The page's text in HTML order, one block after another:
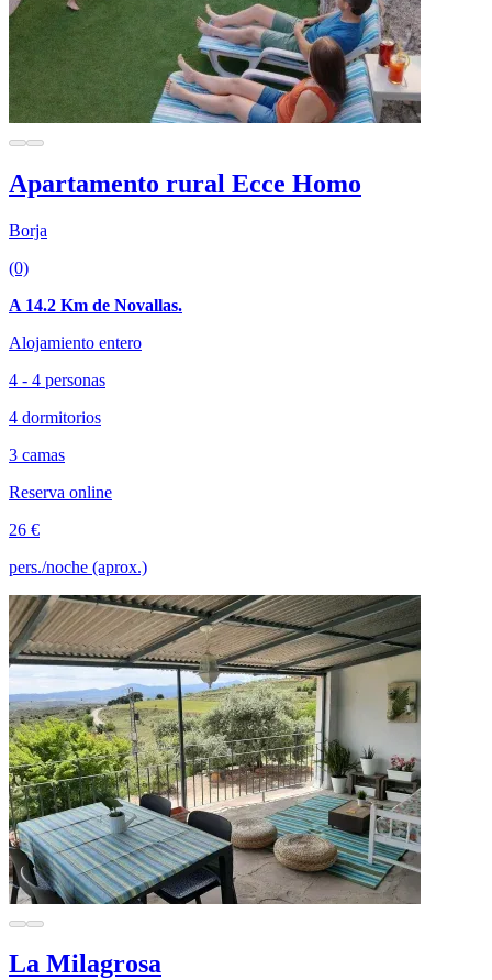
Apartamento rural Ecce Homo
Borja
(0)
A 14.2 Km de Novallas.
Alojamiento entero
4 - 4 personas
4 dormitorios
3 camas
Reserva online
26 €
pers./noche (aprox.)
La Milagrosa